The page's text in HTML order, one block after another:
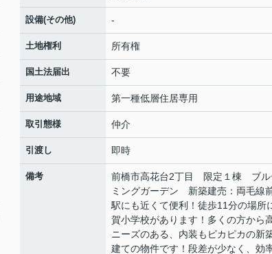
設備(その他) -
土地権利 所有権
国土法届出 不要
用途地域 第一種低層住居専用
取引態様 仲介
引渡し 即時
備考
前橋市高花台2丁目 限定１棟 ブル
ミングガーデン 新築建売：両毛線
駅にも近くて便利！徒歩11分の場所
賀小学校があります！多くの方から
ニーズのある、内装もピカピカの新
建ての物件です！段差が少なく、効